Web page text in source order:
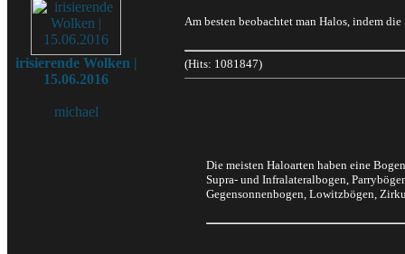
irisierende Wolken |
15.06.2016
michael
Am besten beobachtet man Halos, indem
(Hits: 1081847)
Die meisten Haloarten haben eine
Supra- und Infralateralbogen,
Gegensonnenbogen, Lowitzbögen,